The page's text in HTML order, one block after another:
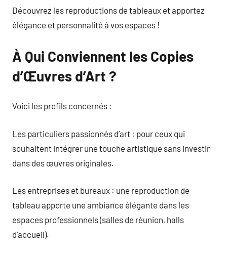
Découvrez les reproductions de tableaux et apportez
élégance et personnalité à vos espaces !
À Qui Conviennent les Copies
d’Œuvres d’Art ?
Voici les profils concernés :
Les particuliers passionnés d’art : pour ceux qui
souhaitent intégrer une touche artistique sans investir
dans des œuvres originales.
Les entreprises et bureaux : une reproduction de
tableau apporte une ambiance élégante dans les
espaces professionnels (salles de réunion, halls
d’accueil).